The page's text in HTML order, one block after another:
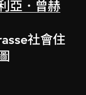
亞．曾赫
社會住